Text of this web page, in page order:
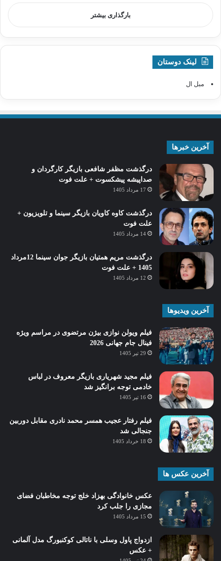
بارگذاری بیشتر
لینک دوستان
مبل ال
آخرین خبرها
درگذشت مظفر شافعی بازیگر کارگردان و
صداپیشه پیشکسوت + علت فوت
17 مرداد 1405
درگذشت کاوه کاویان بازیگر سینما و تلویزیون +
علت فوت
14 مرداد 1405
درگذشت مریم همتیان بازیگر جوان سینما 12مرداد
1405 + علت فوت
12 مرداد 1405
آخرین ویدیوها
فیلم ویولن نوازی بیژن مرتضوی در مراسم ویژه
فینال جام جهانی 2026
29 تیر 1405
فیلم مجید شهریاری بازیگر معروف در لباس
خادمی توجه برانگیز شد
16 تیر 1405
فیلم رفتار عجیب همسر محمد نادری مقابل دوربین
جنجالی شد
18 خرداد 1405
آخرین عکس ها
عکس خانوادگی بهزاد خلج توجه مخاطبان فضای
مجازی را جلب کرد
15 مرداد 1405
ازدواج پاول وسلی با ناتالی کوکنبورگ مدل آلمانی
+ عکس